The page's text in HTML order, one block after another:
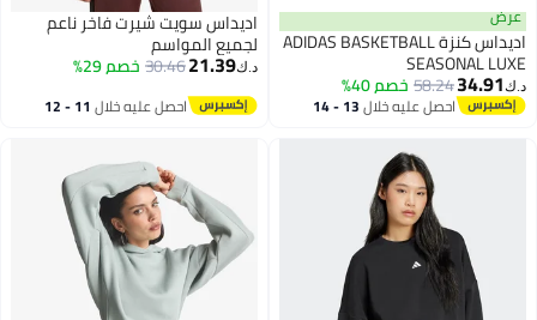
عرض
اديداس كنزة ADIDAS BASKETBALL
SEASONAL LUXE
د.ك‏34.91
58.24خصم 40%
احصل عليه خلال 13 - 14
3
اديداس سويت شيرت فاخر ناعم
لجميع المواسم
د.ك‏21.39
30.46خصم 29%
احصل عليه خلال 11 - 12